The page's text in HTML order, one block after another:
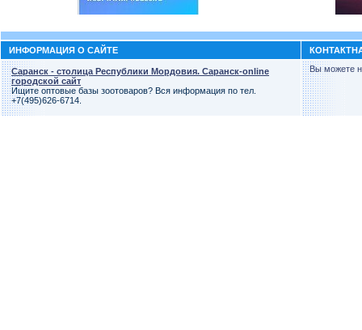
ИНФОРМАЦИЯ О САЙТЕ
Саранск - столица Республики Мордовия. Саранск-online
городской сайт
Ищите оптовые базы зоотоваров? Вся информация по тел.
+7(495)626-6714.
Вы можете